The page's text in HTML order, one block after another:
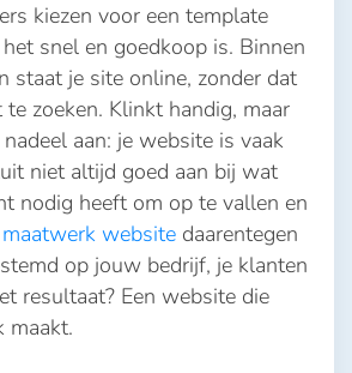
kiezen voor een template
snel en goedkoop is. Binnen
staat je site online, zonder dat
zoeken. Klinkt handig, maar
aan: je website is vaak
niet altijd goed aan bij wat
nodig heeft om op te vallen en
maatwerk website daarentegen
op jouw bedrijf, je klanten
resultaat? Een website die
maakt.